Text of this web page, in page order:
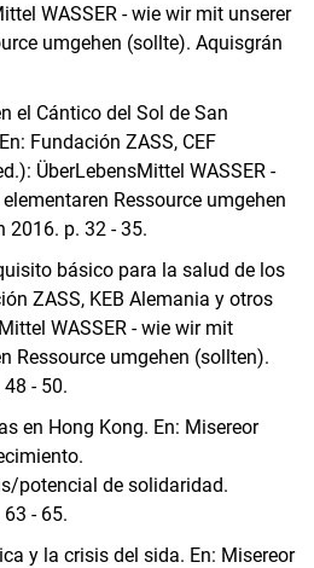
WASSER - wie wir mit unserer
umgehen (sollte). Aquisgrán
el Cántico del Sol de San
Fundación ZASS, CEF
ÜberLebensMittel WASSER -
Ressource umgehen
2016. p. 32 - 35.
básico para la salud de los
ZASS, KEB Alemania y otros
WASSER - wie wir mit
Ressource umgehen (sollten).
- 50.
en Hong Kong. En: Misereor
potencial de solidaridad.
- 65.
y la crisis del sida. En: Misereor